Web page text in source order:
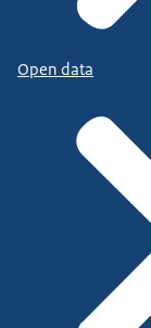
Open data